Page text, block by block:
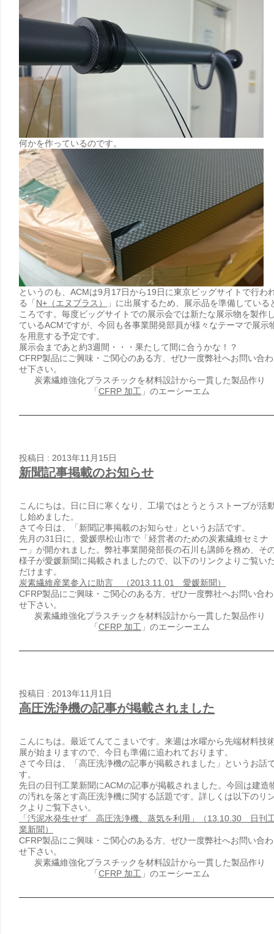
何かを作っているのです。
というのも、ACMは9月17日から19日に東京ビッグサイトで行わ
る「N+（エヌプラス）
」に出展するため、展示品を準備している
ころです。毎度ビッグサイトでの展示会では新たな展示物を製作
ているACMですが、今回も各事業開発部員が様々なテーマで展示
を用意する予定です。
展示会まであと約3週間・・・果たして間に合うかな！？
CFRP製品にご興味・ご関心のある方、ぜひ一度弊社へお問い合わ
せ下さい。
炭素繊維強化プラスチックを材料設計から一貫した製品作り
「CFRP 加工 」のエーシーエム
投稿日 : 2013年11月15日
新聞記事掲載のお知らせ
こんにちは。日に日に寒くなり、工場ではとうとうストーブが活
し始めました。
さて今日は、「新聞記事掲載のお知らせ」というお話です。
先月の31日に、愛媛県松山市で「経営者のための炭素繊維セミナ
ー」が開かれました。弊社事業開発部長の石川も講師を務め、そ
様子が愛媛新聞に掲載されましたので、以下のリンクよりご覧い
だけます。
炭素繊維産業参入に助言 （2013.11.01 愛媛新聞）
CFRP製品にご興味・ご関心のある方、ぜひ一度弊社へお問い合わ
せ下さい。
炭素繊維強化プラスチックを材料設計から一貫した製品作り
「CFRP 加工 」のエーシーエム
投稿日 : 2013年11月1日
高圧洗浄機の記事が掲載されました
こんにちは。最近てんてこまいです。来週は水曜から先端材料技
展が始まりますので、今日も準備に追われております。
さて今日は、「高圧洗浄機の記事が掲載されました」というお話
す。
先日の日刊工業新聞にACMの記事が掲載されました。今回は建造
の汚れを落とす高圧洗浄機に関する話題です。詳しくは以下のリ
クよりご覧下さい。
「汚泥水発生せず 高圧洗浄機、蒸気を利用」（13.10.30 日刊
業新聞）
CFRP製品にご興味・ご関心のある方、ぜひ一度弊社へお問い合わ
せ下さい。
炭素繊維強化プラスチックを材料設計から一貫した製品作り
「CFRP 加工 」のエーシーエム